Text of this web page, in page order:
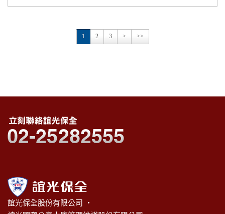
1 2 3 > >>
誼光保全股份有限公司 ‧